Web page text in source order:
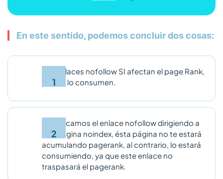
En este sentido, podemos concluir dos cosas:
Los enlaces nofollow SI afectan el page Rank,
ya que lo consumen.
Si colocamos el enlace nofollow dirigiendo a
una pagina noindex, ésta página no te estará
acumulando pagerank, al contrario, lo estará
consumiendo, ya que este enlace no
traspasará el pagerank.